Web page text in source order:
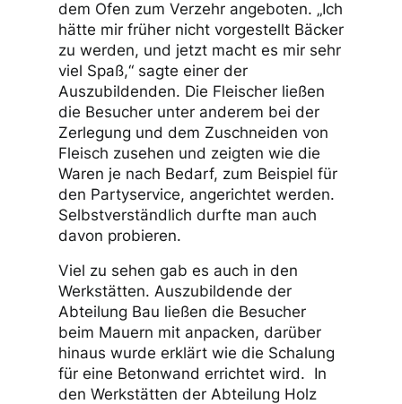
Der Rundgang führte weiter in die
Nahrungsabteilung im Untergeschoss.
In der Backstube wurden zahlreiche
Leckereien zubereitet und frisch aus
dem Ofen zum Verzehr angeboten. „Ich
hätte mir früher nicht vorgestellt Bäcker
zu werden, und jetzt macht es mir sehr
viel Spaß,“ sagte einer der
Auszubildenden. Die Fleischer ließen
die Besucher unter anderem bei der
Zerlegung und dem Zuschneiden von
Fleisch zusehen und zeigten wie die
den Partyservice, angerichtet werden.
Selbstverständlich durfte man auch
davon probieren.
Viel zu sehen gab es auch in den
Werkstätten. Auszubildende der
Abteilung Bau ließen die Besucher